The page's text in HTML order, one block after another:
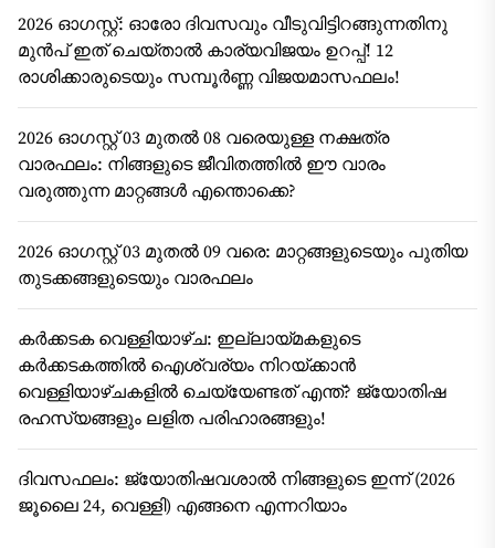
2026 ഓഗസ്റ്റ്: ഓരോ ദിവസവും വീടുവിട്ടിറങ്ങുന്നതിനു
മുൻപ് ഇത് ചെയ്താൽ കാര്യവിജയം ഉറപ്പ്! 12
രാശിക്കാരുടെയും സമ്പൂർണ്ണ വിജയമാസഫലം!
2026 ഓഗസ്റ്റ് 03 മുതൽ 08 വരെയുള്ള നക്ഷത്ര
വാരഫലം: നിങ്ങളുടെ ജീവിതത്തിൽ ഈ വാരം
വരുത്തുന്ന മാറ്റങ്ങൾ എന്തൊക്കെ?
2026 ഓഗസ്റ്റ് 03 മുതൽ 09 വരെ: മാറ്റങ്ങളുടെയും പുതിയ
തുടക്കങ്ങളുടെയും വാരഫലം
കർക്കടക വെള്ളിയാഴ്ച: ഇല്ലായ്മകളുടെ
കർക്കടകത്തിൽ ഐശ്വര്യം നിറയ്ക്കാൻ
വെള്ളിയാഴ്ചകളിൽ ചെയ്യേണ്ടത് എന്ത്? ജ്യോതിഷ
രഹസ്യങ്ങളും ലളിത പരിഹാരങ്ങളും!
ദിവസഫലം: ജ്യോതിഷവശാൽ നിങ്ങളുടെ ഇന്ന്‌ (2026
ജൂലൈ 24, വെള്ളി) എങ്ങനെ എന്നറിയാം